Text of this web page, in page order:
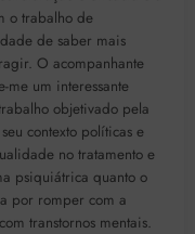
o trabalho de
de saber mais
O acompanhante
me um interessante
objetivado pela
contexto políticas e
no tratamento e
psiquiátrica quanto o
por romper com a
transtornos mentais.